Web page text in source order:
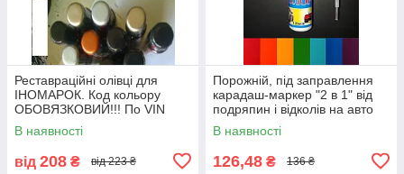
Реставраційні олівці для
ІНОМАРОК. Код кольору
ОБОВЯЗКОВИЙ!!! По VIN
коду не працюемо!!!
В наявності
від 208 ₴ від 223 ₴
Порожній, під заправлення
карадаш-маркер "2 в 1" від
подряпин і відколів на авто
12 мл.
В наявності
126,48 ₴ 136 ₴